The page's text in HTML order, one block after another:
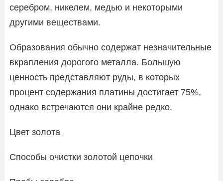
серебром, никелем, медью и некоторыми
другими веществами.
Образования обычно содержат незначительные
вкрапления дорогого металла. Большую
ценность представляют руды, в которых
процент содержания платины достигает 75%,
однако встречаются они крайне редко.
Цвет золота
Способы очистки золотой цепочки